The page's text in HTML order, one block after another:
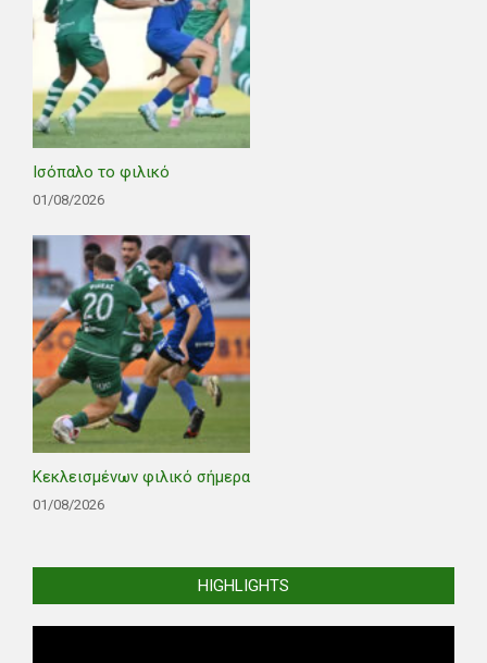
Ισόπαλο το φιλικό
01/08/2026
Κεκλεισμένων φιλικό σήμερα
01/08/2026
HIGHLIGHTS